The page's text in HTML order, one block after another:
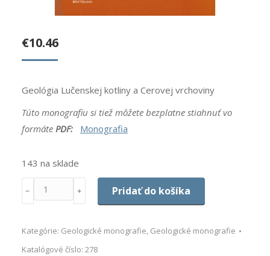
€10.46
Geológia Lučenskej kotliny a Cerovej vrchoviny
Túto monografiu si tiež môžete bezplatne stiahnuť vo
formáte PDF: Monografia
143 na sklade
Množstvo
﹣ ﹢ Pridať do košíka
Kategórie: Geologické monografie, Geologické monografie
Katalógové číslo: 278